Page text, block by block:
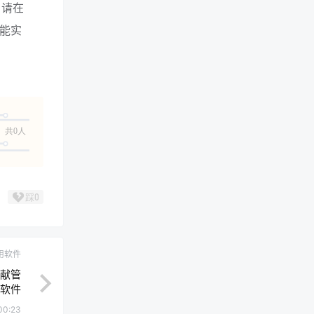
在
实
共0人
踩0
软件
管
件